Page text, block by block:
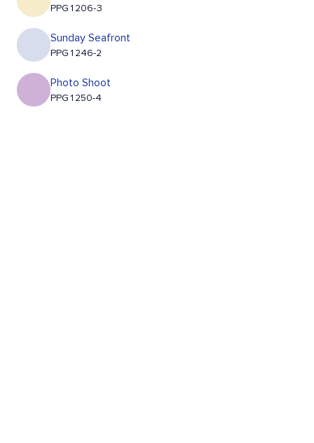
PPG1206-3
Sunday Seafront
PPG1246-2
Photo Shoot
PPG1250-4